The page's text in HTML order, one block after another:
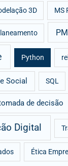
3D MS
Python
Social SQL
de decisão
Digital
Ética